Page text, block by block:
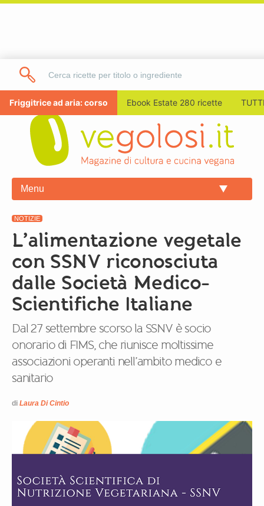
Friggitrice ad aria: corso Ebook Estate 280 ricette
Menu
NOTIZIE
L’alimentazione vegetale
con SSNV riconosciuta
dalle Società Medico-
Scientifiche Italiane
Dal 27 settembre scorso la SSNV è socio
onorario di FIMS, che riunisce moltissime
associazioni operanti nell’ambito medico e
sanitario
di Laura Di Cintio